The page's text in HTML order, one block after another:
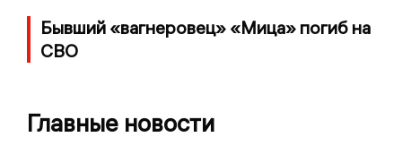
Бывший «вагнеровец» «Мица» погиб на
СВО
Главные новости